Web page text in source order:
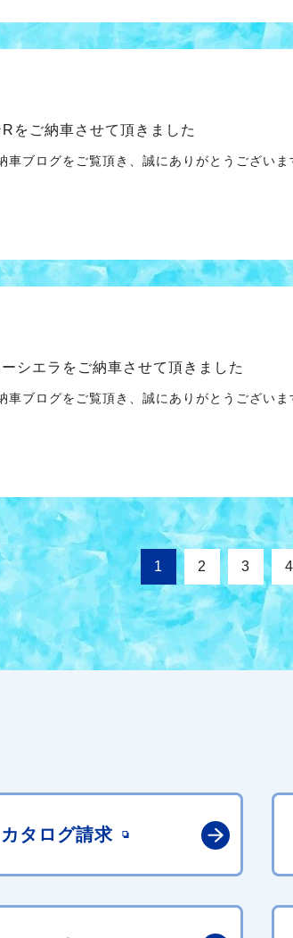
をご納車させて頂きました
車ブログをご覧頂き、誠にありがとうござい
シエラをご納車させて頂きました
車ブログをご覧頂き、誠にありがとうござい
1 2 3 4
カタログ請求